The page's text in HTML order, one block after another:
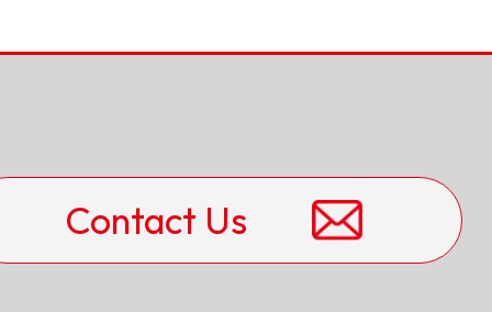
Contact Us